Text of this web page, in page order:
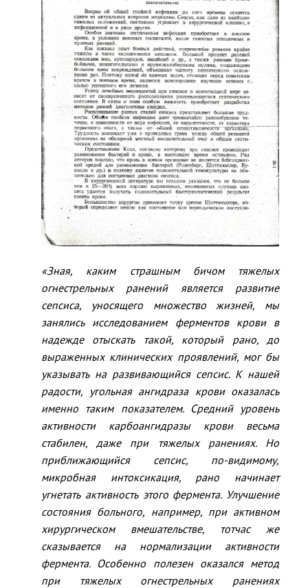
«Зная, каким страшным бичом тяжелых
огнестрельных ранений является развитие
сепсиса, уносящего множество жизней, мы
занялись исследованием ферментов крови в
надежде отыскать такой, который рано, до
выраженных клинических проявлений, мог бы
указывать на развивающийся сепсис. К нашей
радости, угольная ангидраза крови оказалась
именно таким показателем. Средний уровень
активности карбоангидразы крови весьма
стабилен, даже при тяжелых ранениях. Но
приближающийся сепсис, по-видимому,
микробная интоксикация, рано начинает
угнетать активность этого фермента. Улучшение
состояния больного, например, при активном
хирургическом вмешательстве, тотчас же
сказывается на нормализации активности
фермента. Особенно полезен оказался метод
при тяжелых огнестрельных ранениях